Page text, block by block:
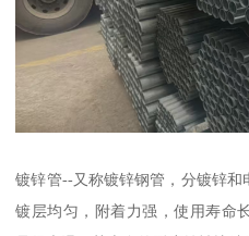
镀锌管--又称镀锌钢管，分镀锌
镀层均匀，附着力强，使用寿命